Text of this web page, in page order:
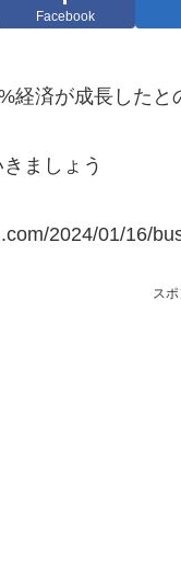
Facebook
経済が成長したと
ましょう
2024/01/16/
ス